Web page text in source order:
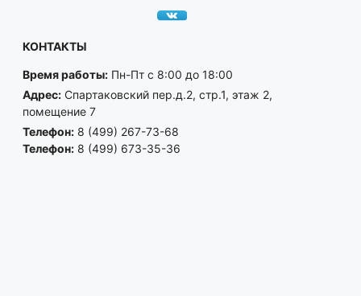
КОНТАКТЫ
Время работы: Пн-Пт с 8:00 до 18:00
Адрес: Спартаковский пер.д.2, стр.1, этаж 2,
помещение 7
Телефон: 8 (499) 267-73-68
Телефон: 8 (499) 673-35-36